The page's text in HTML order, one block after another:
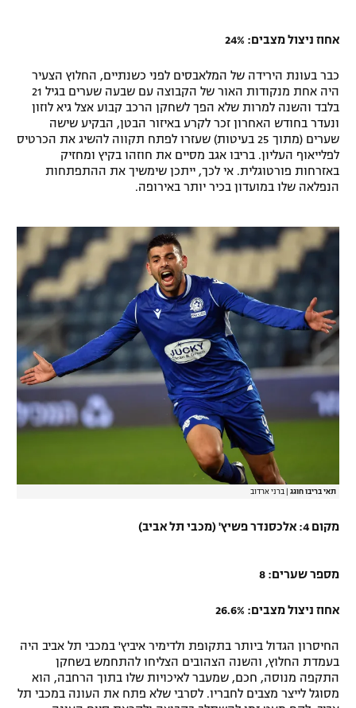
אחוז ניצול מצבים: 24%
כבר בעונת הירידה של המלאבסים לפני כשנתיים, החלוץ הצעיר
היה אחת מנקודות האור של הקבוצה עם שבעה שערים בגיל 21
בלבד והשנה למרות שלא הפך לשחקן הרכב קבוע אצל גיא לוזון
ונעדר בחודש האחרון זכר לקרע באיזור הבטן, הבקיע שישה
שערים (מתוך 25 בעיטות) שעזרו לפתח תקווה להשיג את הכרטיס
לפלייאוף העליון. בריבו אגב מסיים את חוזהו בקיץ ומחזיק
באזרחות פורטוגלית. אי לכך, ייתכן שימשיך את ההתפתחות
הנפלאה שלו במועדון בכיר יותר באירופה.
תאי בריבו חוגג ברני ארדוב
מקום 4: אלכסנדר פשיץ' (מכבי תל אביב)
מספר שערים: 8
אחוז ניצול מצבים: 26.6%
החיסרון הגדול ביותר בתקופת ולדימיר איביץ' במכבי תל אביב היה
בעמדת החלוץ, והשנה הצהובים הצליחו להתחמש בשחקן
התקפה מנוסה, חכם, שמעבר לאיכויות שלו בתוך הרחבה, הוא
מסוגל לייצר מצבים לחבריו. לסרבי שלא פתח את העונה במכבי תל